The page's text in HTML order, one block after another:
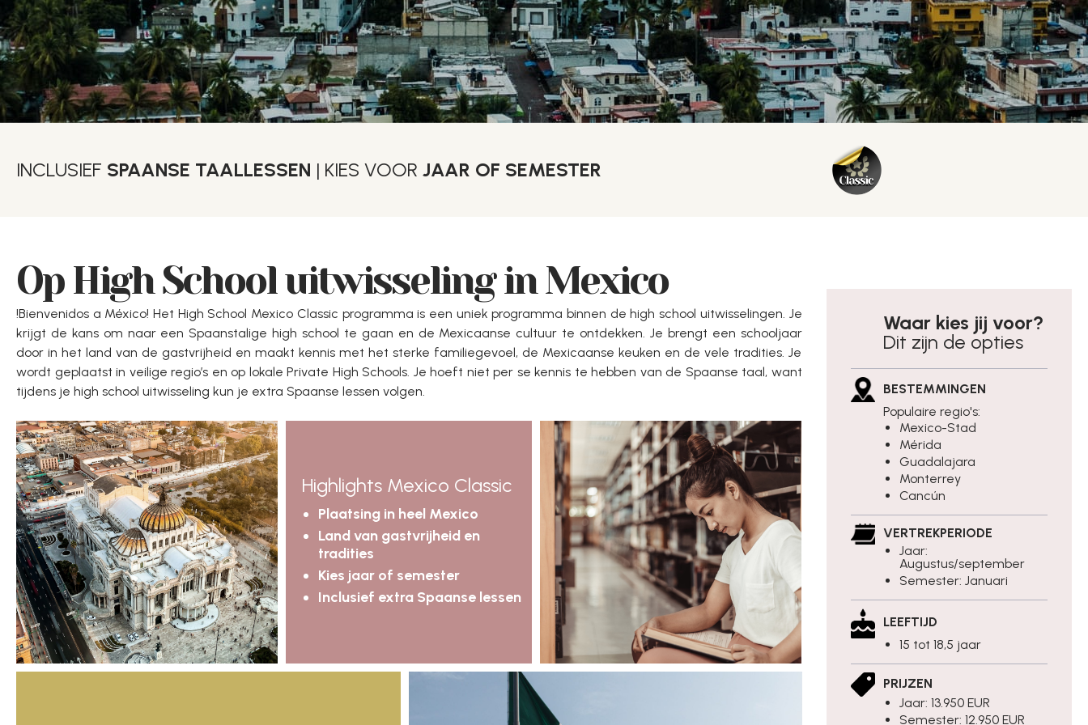
INCLUSIEF SPAANSE TAALLESSEN | KIES VOOR JAAR OF SEMESTER
Op High School uitwisseling in Mexico
!Bienvenidos a México! Het High School Mexico Classic programma is een uniek programma binnen de high school uitwisselingen. Je
krijgt de kans om naar een Spaanstalige high school te gaan en de Mexicaanse cultuur te ontdekken. Je brengt een schooljaar
door in het land van de gastvrijheid en maakt kennis met het sterke familiegevoel, de Mexicaanse keuken en de vele tradities. Je
wordt geplaatst in veilige regio’s en op lokale Private High Schools. Je hoeft niet per se kennis te hebben van de Spaanse taal, want
tijdens je high school uitwisseling kun je extra Spaanse lessen volgen.
Highlights Mexico Classic
Plaatsing in heel Mexico
Land van gastvrijheid en
tradities
Kies jaar of semester
Inclusief extra Spaanse lessen
Waar kies jij voor?
Dit zijn de opties
BESTEMMINGEN
Populaire regio's:
Mexico-Stad
Mérida
Guadalajara
Monterrey
Cancún
VERTREKPERIODE
Jaar:
Augustus/september
Semester: Januari
LEEFTIJD
15 tot 18,5 jaar
PRIJZEN
Jaar: 13.950 EUR
Semester: 12.950 EUR